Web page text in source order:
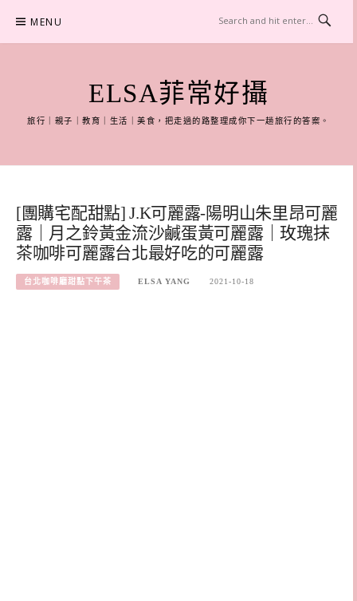
content
MENU
ELSA菲常好攝
旅行｜親子｜教育｜生活｜美食，把走過的路整理成你下一趟旅行的答案。
[團購宅配甜點] J.K可麗露-陽明山朱里昂可麗
露｜月之鈴黃金流沙鹹蛋黃可麗露｜玫瑰抹
茶咖啡可麗露台北最好吃的可麗露
台北咖啡廳甜點下午茶 ELSA YANG 2021-10-18